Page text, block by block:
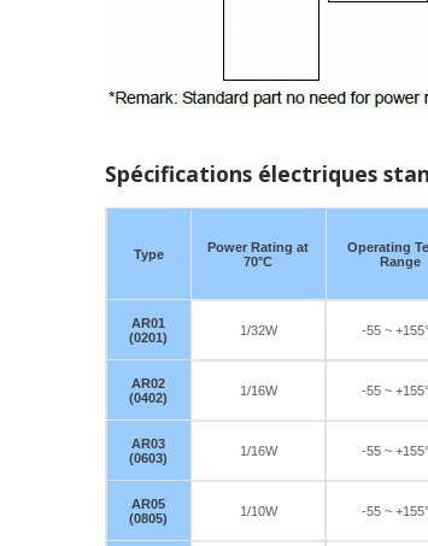
Spécifications électriques
Type
Power Rating at
70°C
Operating
Range
AR01
(0201)
1/32W -55 ~
AR02
(0402)
1/16W -55 ~
AR03
(0603)
1/16W -55 ~
AR05
(0805)
1/10W -55 ~